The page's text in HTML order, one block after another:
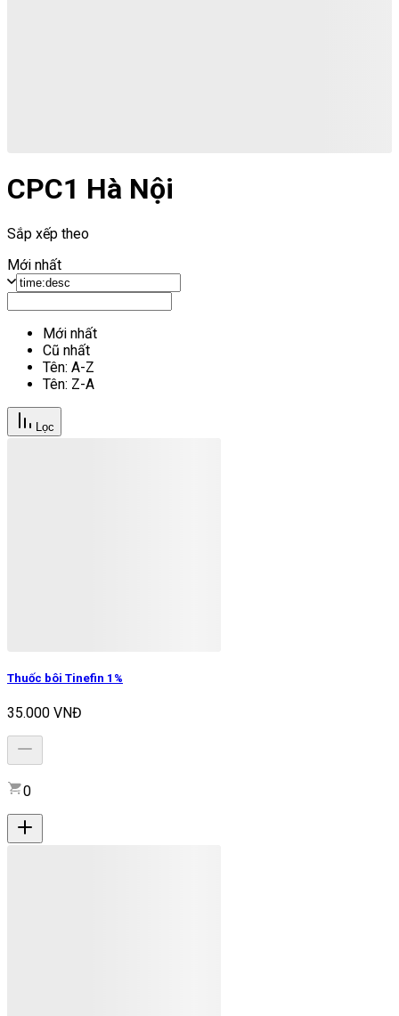
CPC1 Hà Nội
Sắp xếp theo
Mới nhất
Mới nhất
Cũ nhất
Tên: A-Z
Tên: Z-A
Lọc
Thuốc bôi Tinefin 1%
35.000 VNĐ
0